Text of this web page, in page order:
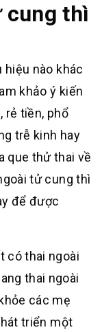
cung thì
nào khác
khảo ý kiến
rẻ tiền, phổ
trễ kinh hay
que thử thai về
tử cung thì
để được
có thai ngoài
thai ngoài
các mẹ
triển một